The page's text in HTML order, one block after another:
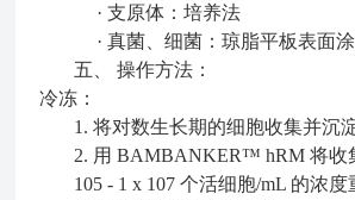
· 支原体：培养法
· 真菌、细菌：琼脂平板表面
五、 操作方法：
冷冻：
1. 将对数生长期的细胞收集并沉
2. 用 BAMBANKER™ hRM 将收
105 - 1 x 107 个活细胞/mL 的浓